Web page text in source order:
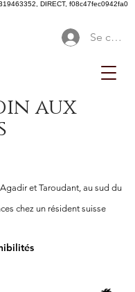
DIRECT, f08c47fec0942fa0
Se
aux
et Taroudant, au sud du
chez un résident suisse